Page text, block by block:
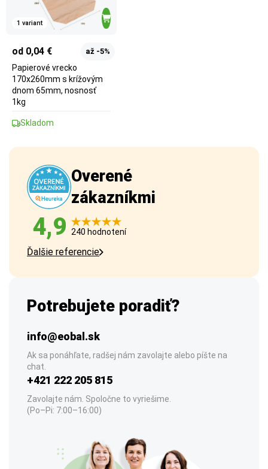
1 variant
od 0,04 € až -5%
Papierové vrecko
170x260mm s krížovým
dnom 65mm, nosnosť
1kg
Skladom
Overené
zákazníkmi
4,9 240 hodnotení
Ďalšie referencie
Potrebujete poradiť?
info@eobal.sk
Ak sa ponáhľate, radšej nám zavolajte alebo píšte na
chat.
+421 222 205 815
Zavolajte nám. Spoločne to vyriešime.
(Po–Pi: 7:00–16:00)